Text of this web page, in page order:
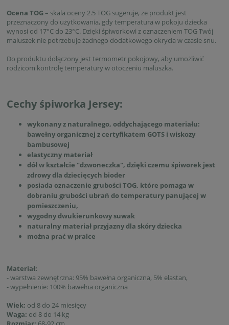
Ocena TOG– skala oceny 2.5 TOG sugeruje, że produkt jest
przeznaczony do użytkowania, gdy temperatura w pokoju dziecka
wynosi od 17°C do 23°C. Dzięki śpiworkowi z oznaczeniem TOG Twój
maluszek nie potrzebuje żadnego dodatkowego okrycia w czasie snu.
Do produktu dołączony jest termometr pokojowy, aby umożliwić
rodzicom kontrolę temperatury w otoczeniu maluszka.
Cechy śpiworka Jersey:
wykonany z naturalnego, oddychającego materiału:
bawełny organicznej z certyfikatem GOTS i wiskozy
bambusowej
elastyczny materiał
dół w kształcie "dzwoneczka", dzięki czemu śpiworek jest
zdrowy dla dziecięcych bioder
posiada oznaczenie grubości TOG, które pomaga w
dobraniu grubości ubrań do temperatury panującej w
pomieszczeniu,
wygodny dwukierunkowy suwak
naturalny materiał przyjazny dla skóry dziecka
można prać w pralce
Materiał:
- warstwa zewnętrzna: 95% bawełna organiczna, 5% elastan,
- wypełnienie: 100% bawełna organiczna
Wiek: od 8 do 24 miesięcy
Waga: od 8 do 14 kg